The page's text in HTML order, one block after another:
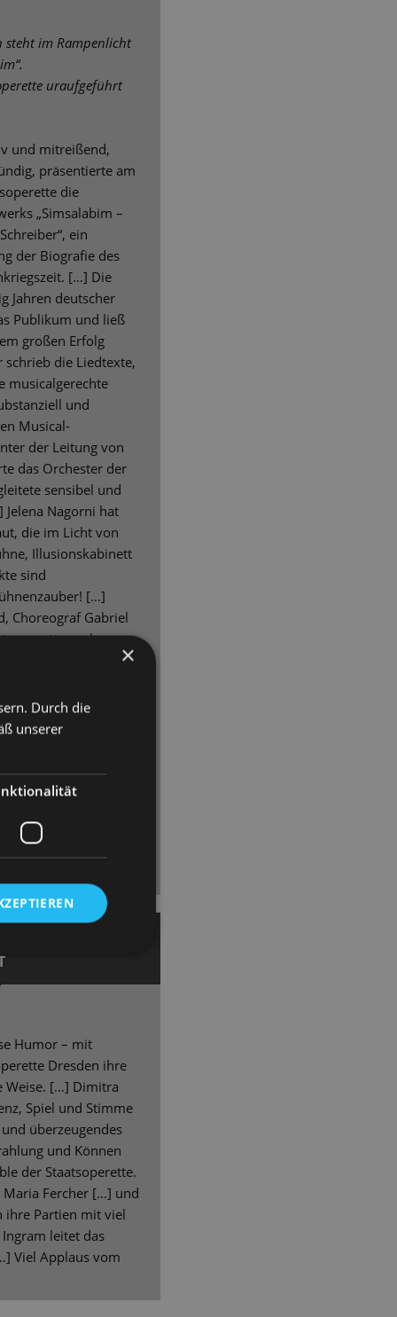
steht im Rampenlicht
uraufgeführt
und mitreißend,
präsentierte am
die
„Simsalabim –
ein
der Biografie des
[…] Die
Jahren deutscher
Publikum und ließ
großen Erfolg
die Liedtexte,
musicalgerechte
und
Musical-
der Leitung von
das Orchester der
sensibel und
Nagorni hat
die im Licht von
Illusionskabinett
sind
[…]
Choreograf Gabriel
zaubern
Ruth (Dimitra
Thorn
Humor – mit
Dresden ihre
Weise. […] Dimitra
Spiel und Stimme
überzeugendes
und Können
der Staatsoperette.
Fercher […] und
ihre Partien mit viel
leitet das
Viel Applaus vom
×
Durch die
unserer